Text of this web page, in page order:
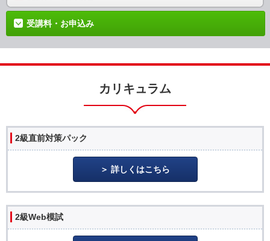
受講料・お申込み
カリキュラム
2級直前対策パック
詳しくはこちら
2級Web模試